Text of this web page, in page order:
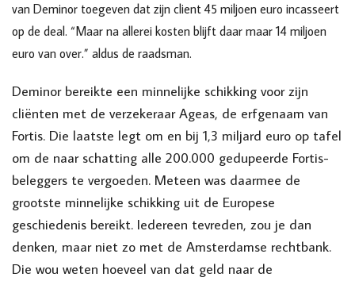
van Deminor toegeven dat zijn client 45 miljoen euro incasseert
op de deal. “Maar na allerei kosten blijft daar maar 14 miljoen
euro van over.” aldus de raadsman.
Deminor bereikte een minnelijke schikking voor zijn
cliënten met de verzekeraar Ageas, de erfgenaam van
Fortis. Die laatste legt om en bij 1,3 miljard euro op tafel
om de naar schatting alle 200.000 gedupeerde Fortis-
beleggers te vergoeden. Meteen was daarmee de
grootste minnelijke schikking uit de Europese
geschiedenis bereikt. Iedereen tevreden, zou je dan
denken, maar niet zo met de Amsterdamse rechtbank.
Die wou weten hoeveel van dat geld naar de